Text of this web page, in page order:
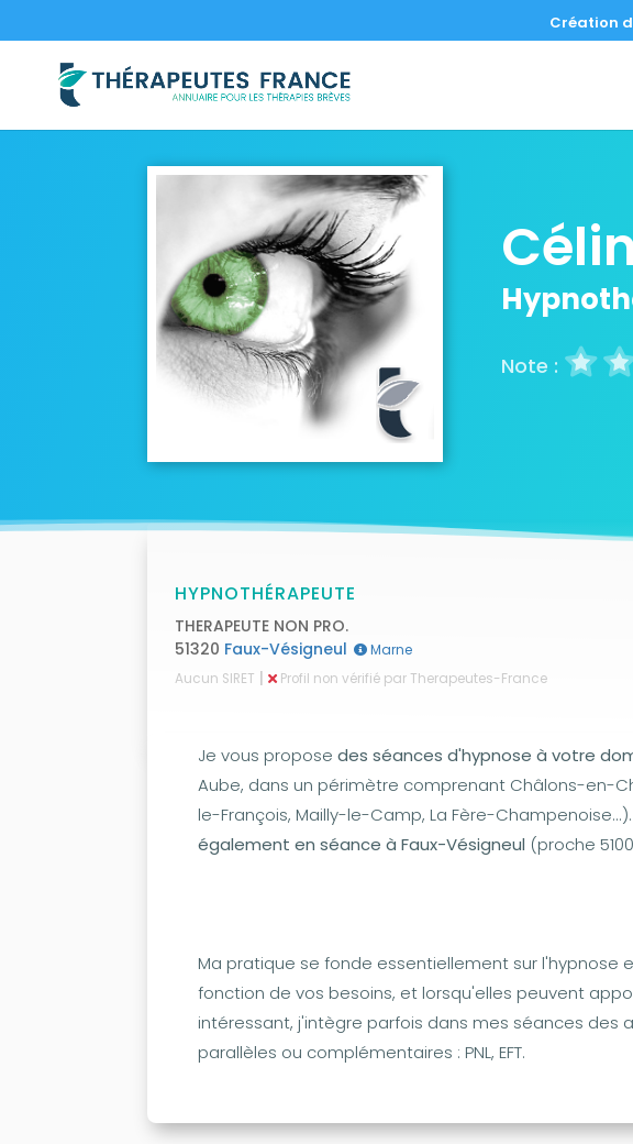
Création
HYPNOTHÉRAPEUTE
THERAPEUTE NON PRO.
51320 Faux-Vésigneul
Marne
Aucun SIRET | Profil non vérifié par Therapeutes-France
Je vous proposedes séances d'hypnose à votre
Aube, dans un périmètre comprenant Châlons-en-
le-François, Mailly-le-Camp, La Fère-
également en séance à Faux-Vésigneul (proche
Ma pratique se fonde essentiellement sur l'hypnose
fonction de vos besoins, et lorsqu'elles peuvent
intéressant, j'intègre parfois dans mes séances des
parallèles ou complémentaires : PNL, EFT.